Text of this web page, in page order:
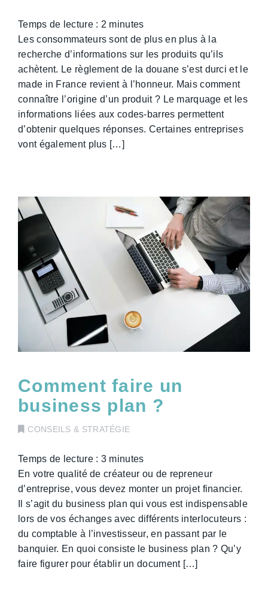
Temps de lecture : 2 minutes
Les consommateurs sont de plus en plus à la
recherche d’informations sur les produits qu’ils
achètent. Le règlement de la douane s’est durci et le
made in France revient à l’honneur. Mais comment
connaître l’origine d’un produit ? Le marquage et les
informations liées aux codes-barres permettent
d’obtenir quelques réponses. Certaines entreprises
vont également plus […]
Comment faire un
business plan ?
CONSEILS & STRATÉGIE
Temps de lecture : 3 minutes
En votre qualité de créateur ou de repreneur
d’entreprise, vous devez monter un projet financier.
Il s’agit du business plan qui vous est indispensable
lors de vos échanges avec différents interlocuteurs :
du comptable à l’investisseur, en passant par le
banquier. En quoi consiste le business plan ? Qu’y
faire figurer pour établir un document […]